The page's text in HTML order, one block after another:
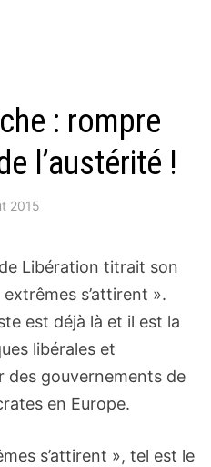
: rompre
l’austérité !
2015
Libération titrait son
s’attirent ».
est déjà là et il est la
libérales et
des gouvernements de
en Europe.
s’attirent », tel est le